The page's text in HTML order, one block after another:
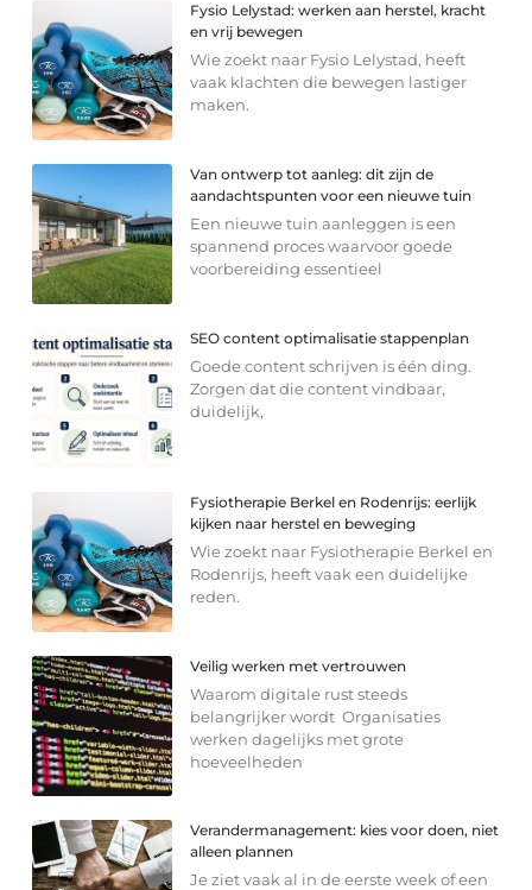
Fysio Lelystad: werken aan herstel, kracht
en vrij bewegen
Wie zoekt naar Fysio Lelystad, heeft
vaak klachten die bewegen lastiger
maken.
Van ontwerp tot aanleg: dit zijn de
aandachtspunten voor een nieuwe tuin
Een nieuwe tuin aanleggen is een
spannend proces waarvoor goede
voorbereiding essentieel
SEO content optimalisatie stappenplan
Goede content schrijven is één ding.
Zorgen dat die content vindbaar,
duidelijk,
Fysiotherapie Berkel en Rodenrijs: eerlijk
kijken naar herstel en beweging
Wie zoekt naar Fysiotherapie Berkel en
Rodenrijs, heeft vaak een duidelijke
reden.
Veilig werken met vertrouwen
Waarom digitale rust steeds
belangrijker wordt Organisaties
werken dagelijks met grote
hoeveelheden
Verandermanagement: kies voor doen, niet
alleen plannen
Je ziet vaak al in de eerste week of een